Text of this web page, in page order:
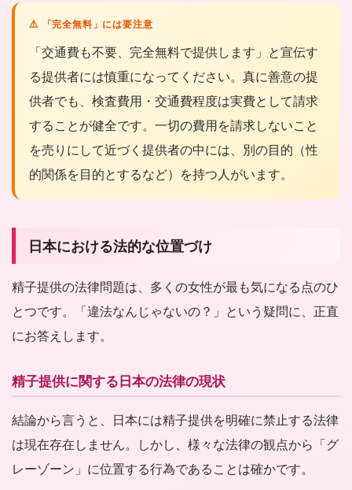
⚠️ 「完全無料」には要注意
「交通費も不要、完全無料で提供します」と宣伝す
る提供者には慎重になってください。真に善意の提
供者でも、検査費用・交通費程度は実費として請求
することが健全です。一切の費用を請求しないこと
を売りにして近づく提供者の中には、別の目的（性
的関係を目的とするなど）を持つ人がいます。
日本における法的な位置づけ
精子提供の法律問題は、多くの女性が最も気になる点のひ
とつです。「違法なんじゃないの？」という疑問に、正直
にお答えします。
精子提供に関する日本の法律の現状
結論から言うと、日本には精子提供を明確に禁止する法律
は現在存在しません。しかし、様々な法律の観点から「グ
レーゾーン」に位置する行為であることは確かです。